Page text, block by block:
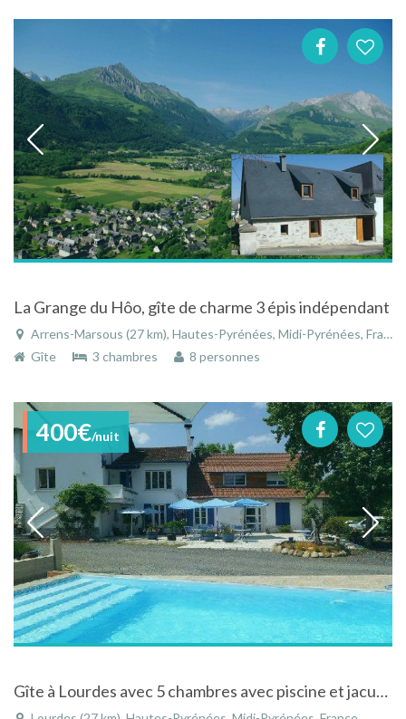
La Grange du Hôo, gîte de charme 3 épis indépendant
Arrens-Marsous (27 km), Hautes-Pyrénées, Midi-Pyrénées, France
Gîte
3 chambres 8 personnes
400€/nuit
Gîte à Lourdes avec 5 chambres avec piscine et jacuzzi